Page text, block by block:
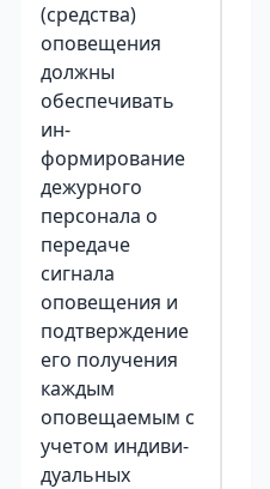
(средства)
оповещения
должны
обеспечивать
ин-
формирование
дежурного
персонала о
передаче
сигнала
оповещения и
подтверждение
его получения
каждым
оповещаемым с
учетом индиви-
дуальных